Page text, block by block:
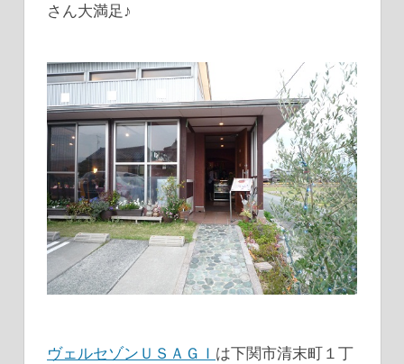
さん大満足♪
ヴェルセゾンＵＳＡＧＩ は下関市清末町１丁